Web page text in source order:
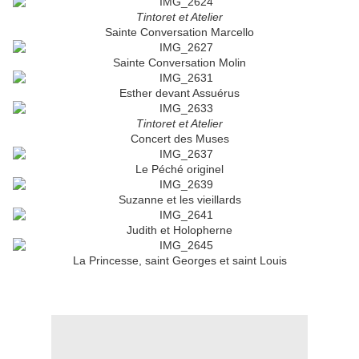
Tintoret et Atelier
Sainte Conversation Marcello
Sainte Conversation Molin
Esther devant Assuérus
Tintoret et Atelier
Concert des Muses
Le Péché originel
Suzanne et les vieillards
Judith et Holopherne
La Princesse, saint Georges et saint Louis